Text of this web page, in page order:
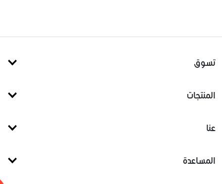
تسوق
المنتجات
عنا
المساعدة